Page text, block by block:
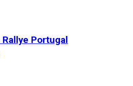
Portugal